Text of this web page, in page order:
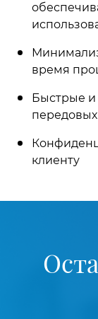
время
Быстрые и
передовых
клиенту